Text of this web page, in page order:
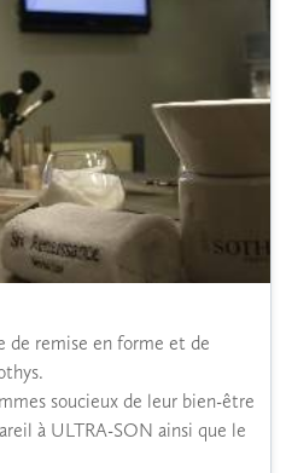
de remise en forme et de
soucieux de leur bien-être
à ULTRA-SON ainsi que le